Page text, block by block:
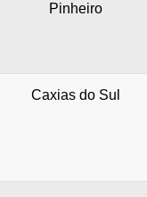
Pinheiro
Caxias do Sul